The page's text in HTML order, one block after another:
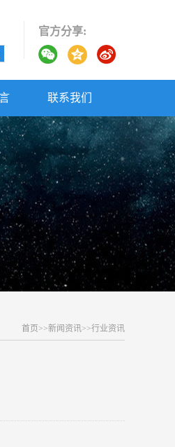
官方分享:
联系我们
首页 >>新闻资讯>>行业资讯